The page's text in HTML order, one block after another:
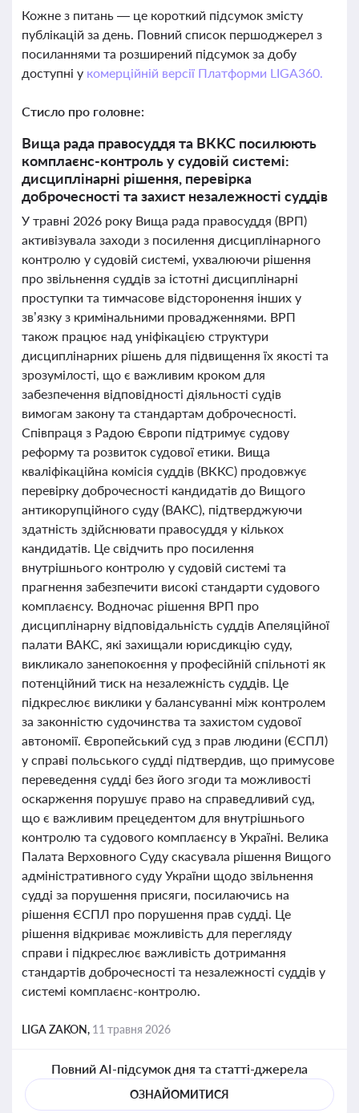
Кожне з питань — це короткий підсумок змісту
публікацій за день. Повний список першоджерел з
посиланнями та розширений підсумок за добу
доступні у комерційній версії Платформи LIGA360.
Стисло про головне:
Вища рада правосуддя та ВККС посилюють
комплаєнс-контроль у судовій системі:
дисциплінарні рішення, перевірка
доброчесності та захист незалежності суддів
У травні 2026 року Вища рада правосуддя (ВРП)
активізувала заходи з посилення дисциплінарного
контролю у судовій системі, ухвалюючи рішення
про звільнення суддів за істотні дисциплінарні
проступки та тимчасове відсторонення інших у
зв’язку з кримінальними провадженнями. ВРП
також працює над уніфікацією структури
дисциплінарних рішень для підвищення їх якості та
зрозумілості, що є важливим кроком для
забезпечення відповідності діяльності судів
вимогам закону та стандартам доброчесності.
Співпраця з Радою Європи підтримує судову
реформу та розвиток судової етики. Вища
кваліфікаційна комісія суддів (ВККС) продовжує
перевірку доброчесності кандидатів до Вищого
антикорупційного суду (ВАКС), підтверджуючи
здатність здійснювати правосуддя у кількох
кандидатів. Це свідчить про посилення
внутрішнього контролю у судовій системі та
прагнення забезпечити високі стандарти судового
комплаєнсу. Водночас рішення ВРП про
дисциплінарну відповідальність суддів Апеляційної
палати ВАКС, які захищали юрисдикцію суду,
викликало занепокоєння у професійній спільноті як
потенційний тиск на незалежність суддів. Це
підкреслює виклики у балансуванні між контролем
за законністю судочинства та захистом судової
автономії. Європейський суд з прав людини (ЄСПЛ)
у справі польського судді підтвердив, що примусове
переведення судді без його згоди та можливості
оскарження порушує право на справедливий суд,
що є важливим прецедентом для внутрішнього
контролю та судового комплаєнсу в Україні. Велика
Палата Верховного Суду скасувала рішення Вищого
адміністративного суду України щодо звільнення
судді за порушення присяги, посилаючись на
рішення ЄСПЛ про порушення прав судді. Це
рішення відкриває можливість для перегляду
справи і підкреслює важливість дотримання
стандартів доброчесності та незалежності суддів у
системі комплаєнс-контролю.
LIGA ZAKON, 11 травня 2026
Повний AI-підсумок дня та статті-джерела
ОЗНАЙОМИТИСЯ